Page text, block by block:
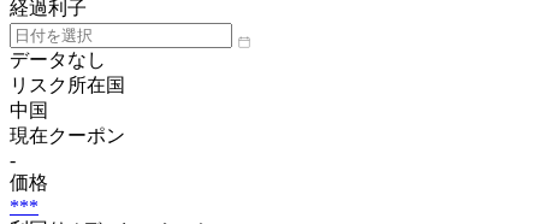
経過利子
データなし
リスク所在国
中国
現在クーポン
-
価格
***